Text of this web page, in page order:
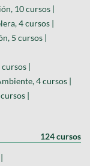
10 cursos |
4 cursos |
5 cursos |
|
4 cursos |
|
124 cursos